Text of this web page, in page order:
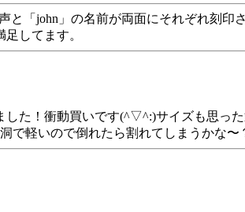
と「john」の名前が両面にそれぞれ刻
してます。
した！衝動買いです(^▽^:)サイズも思っ
で軽いので倒れたら割れてしまうかな